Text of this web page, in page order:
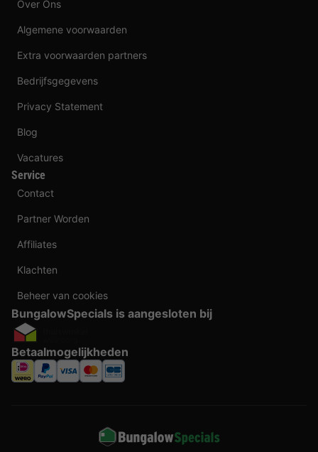
Over Ons
Algemene voorwaarden
Extra voorwaarden partners
Bedrijfsgegevens
Privacy Statement
Blog
Vacatures
Service
Contact
Partner Worden
Affiliates
Klachten
Beheer van cookies
BungalowSpecials is aangesloten bij
Betaalmogelijkheden